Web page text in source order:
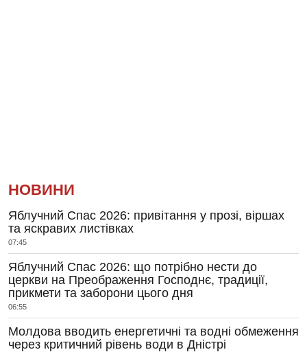
НОВИНИ
Яблучний Спас 2026: привітання у прозі, віршах
та яскравих листівках
07:45
Яблучний Спас 2026: що потрібно нести до
церкви на Преображення Господнє, традиції,
прикмети та заборони цього дня
06:55
Молдова вводить енергетичні та водні обмеження
через критичний рівень води в Дністрі